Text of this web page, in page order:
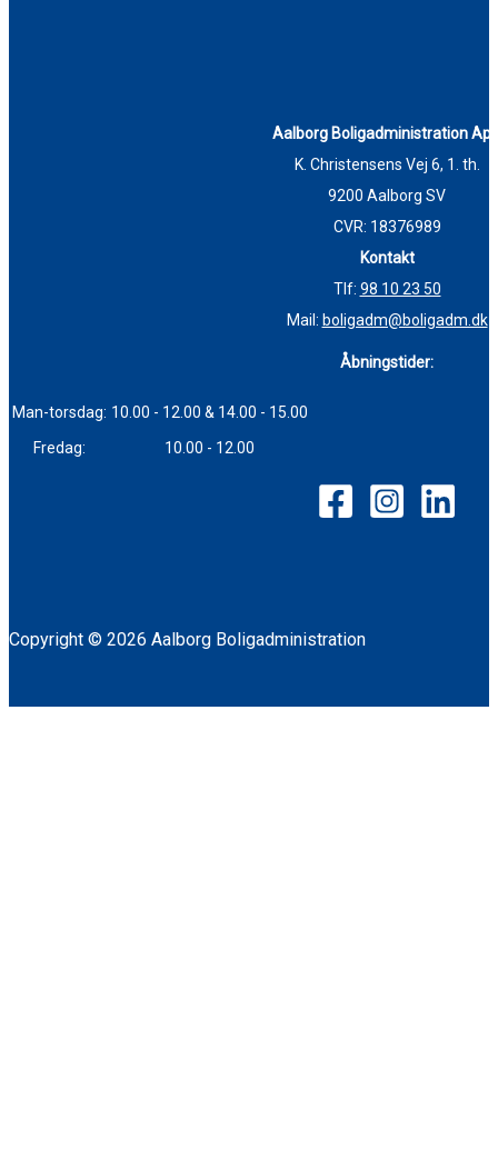
Aalborg Boligadministration
K. Christensens Vej 6, 1. th.
9200 Aalborg SV
CVR: 18376989
Kontakt
Tlf: 98 10 23 50
Mail: boligadm@boligadm.dk
Åbningstider:
Man-torsdag: 10.00 - 12.00 & 14.00 - 15.00
Fredag:
10.00 - 12.00
Copyright © 2026 Aalborg Boligadministration